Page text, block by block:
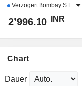
Verzögert Bombay S.E.
2’996.10 INR
Chart
Dauer